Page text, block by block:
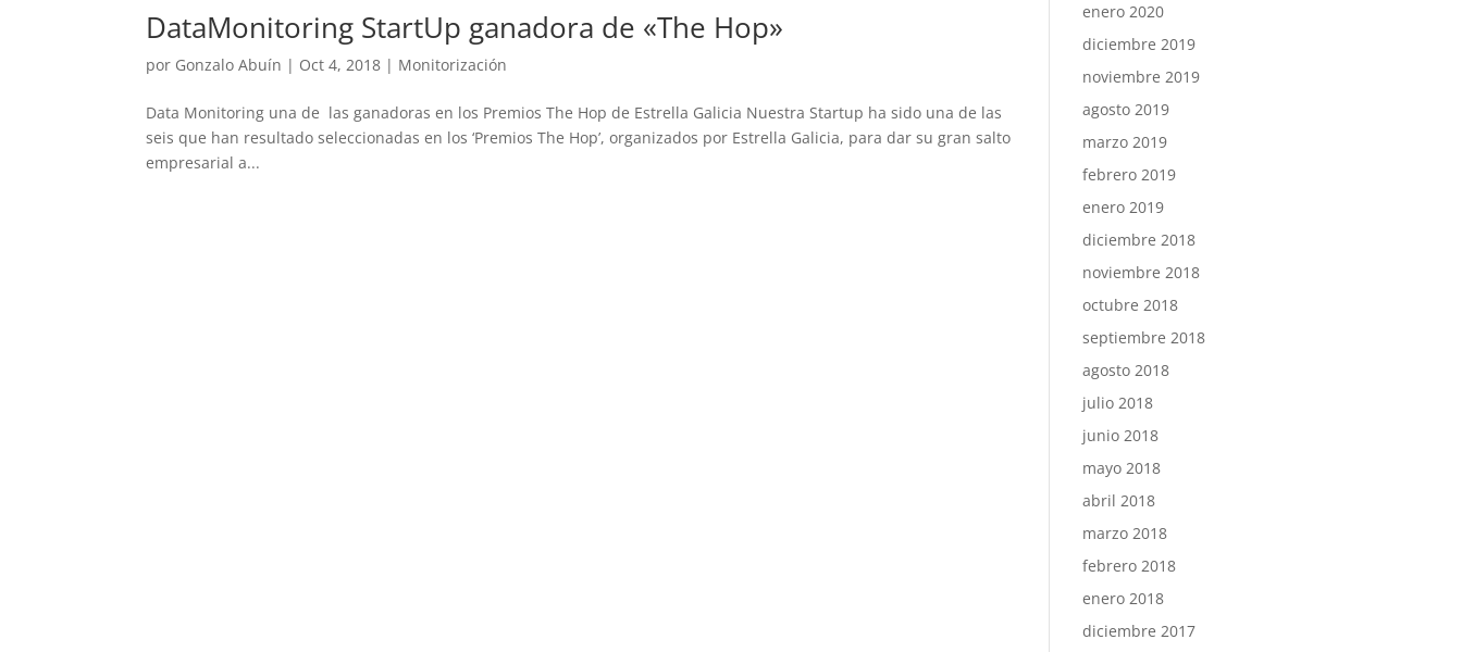
DataMonitoring StartUp ganadora de «The Hop»
por Gonzalo Abuín | Oct 4, 2018 | Monitorización
Data Monitoring una de las ganadoras en los Premios The Hop de Estrella Galicia Nuestra Startup ha sido una de las
seis que han resultado seleccionadas en los ‘Premios The Hop’, organizados por Estrella Galicia, para dar su gran salto
empresarial a...
enero 2020
diciembre 2019
noviembre 2019
agosto 2019
marzo 2019
febrero 2019
enero 2019
diciembre 2018
noviembre 2018
octubre 2018
septiembre 2018
agosto 2018
julio 2018
junio 2018
mayo 2018
abril 2018
marzo 2018
febrero 2018
enero 2018
diciembre 2017